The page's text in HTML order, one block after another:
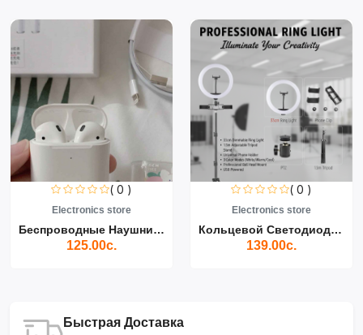
( 0 )
Electronics store
Беспроводные Наушники Air...
125.00с.
( 0 )
Electronics store
Кольцевой Светодиодный Св...
139.00с.
Быстрая Доставка